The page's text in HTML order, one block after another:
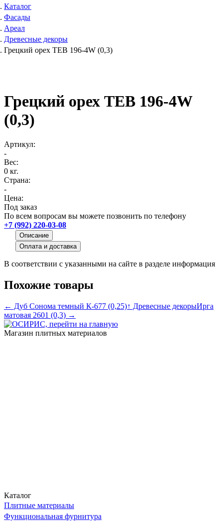
Каталог
Фасады
Ареал
Древесные декоры
Грецкий орех ТЕВ 196-4W (0,3)
Грецкий орех ТЕВ 196-4W
(0,3)
Артикул:
-
Вес:
0 кг.
Страна:
-
Цена:
Под заказ
По всем вопросам вы можете позвонить по телефону
+7 (992) 220-03-08
Описание
Оплата и доставка
В соответствии с указанными на сайте в разделе информация
Похожие товары
← Дуб Сонома темный К-677 (0,25)↑ Древесные декорыИрга
матовая 2601 (0,3) →
Магазин плитных материалов
Каталог
Плитные материалы
Функциональная фурнитура